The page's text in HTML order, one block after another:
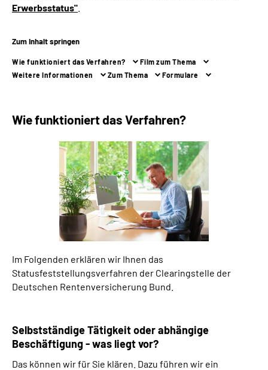
Online-Services
Suche
Language
Leichte Sprache
Mein Kundenportal
Erwerbsstatus"
Zum Inhalt springen
Wie funktioniert das Verfahren?
Film zum Thema
Weitere Informationen
Zum Thema Formulare
Wie funktioniert das Verfahren?
Im Folgenden erklären wir Ihnen das
Statusfeststellungsverfahren der Clearingstelle der
Deutschen Rentenversicherung Bund.
Selbstständige Tätigkeit oder abhängige
Beschäftigung - was liegt vor?
Das können wir für Sie klären. Dazu führen wir ein